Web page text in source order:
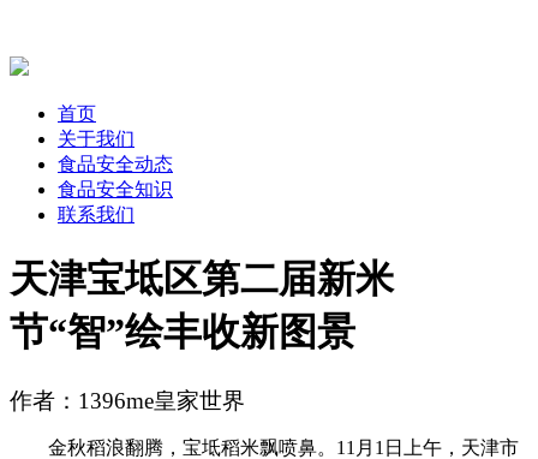
首页
关于我们
食品安全动态
食品安全知识
联系我们
天津宝坻区第二届新米
节“智”绘丰收新图景
作者：1396me皇家世界
金秋稻浪翻腾，宝坻稻米飘喷鼻。11月1日上午，天津市